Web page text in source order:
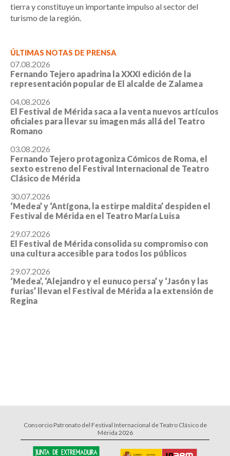
tierra y constituye un importante impulso al sector del
turismo de la región.
ÚLTIMAS NOTAS DE PRENSA
07.08.2026
Fernando Tejero apadrina la XXXI edición de la
representación popular de El alcalde de Zalamea
04.08.2026
El Festival de Mérida saca a la venta nuevos artículos
oficiales para llevar su imagen más allá del Teatro
Romano
03.08.2026
Fernando Tejero protagoniza Cómicos de Roma, el
sexto estreno del Festival Internacional de Teatro
Clásico de Mérida
30.07.2026
‘Medea’ y ‘Antígona, la estirpe maldita’ despiden el
Festival de Mérida en el Teatro María Luisa
29.07.2026
El Festival de Mérida consolida su compromiso con
una cultura accesible para todos los públicos
29.07.2026
‘Medea’, ‘Alejandro y el eunuco persa’ y ‘Jasón y las
furias’ llevan el Festival de Mérida a la extensión de
Regina
Consorcio Patronato del Festival Internacional de Teatro Clásico de
Mérida 2026